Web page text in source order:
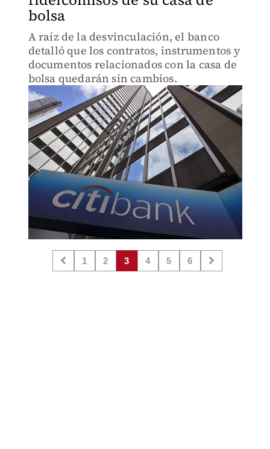
bolsa
A raíz de la desvinculación, el banco
detalló que los contratos, instrumentos y
documentos relacionados con la casa de
bolsa quedarán sin cambios.
1 2 3 4 5 6